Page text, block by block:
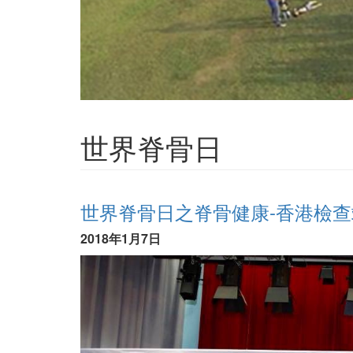
世界脊骨日
世界脊骨日之脊骨健康-香港檢
2018年1月7日